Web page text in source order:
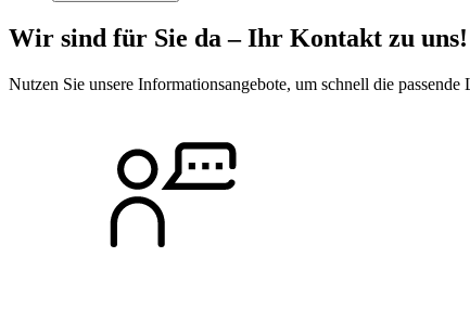
Wir sind für Sie da – Ihr Kontakt zu uns!
Nutzen Sie unsere Informationsangebote, um schnell die